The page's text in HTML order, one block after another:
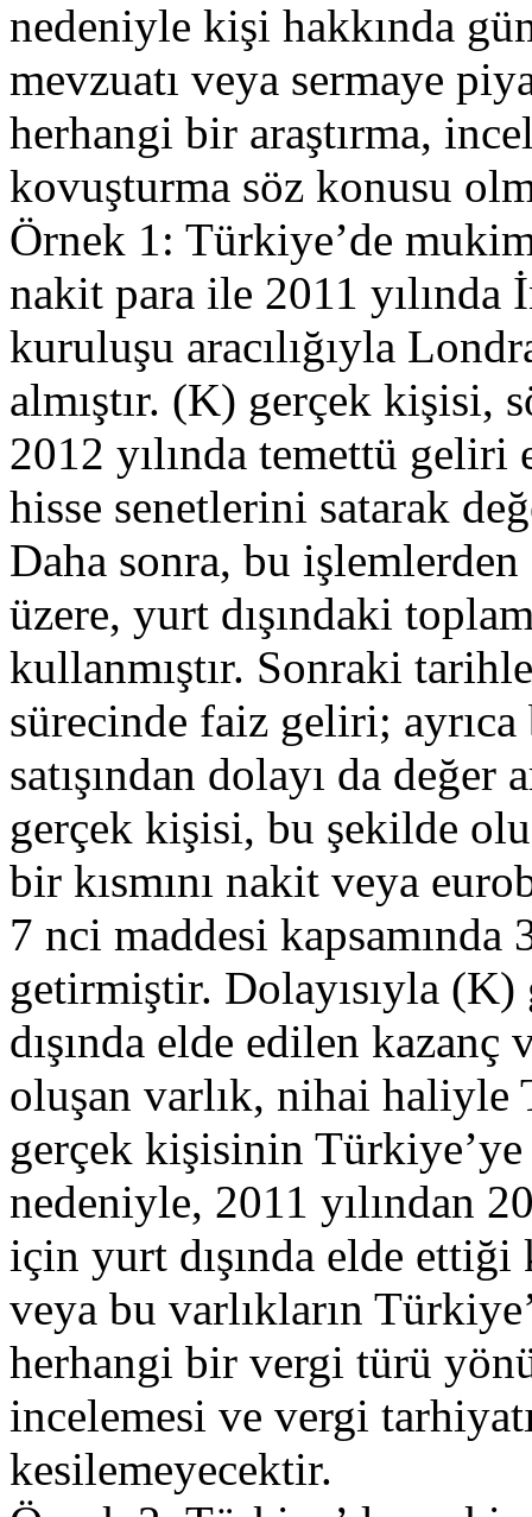
nedeniyle kişi hakkında
mevzuatı veya sermaye
herhangi bir araştırma,
kovuşturma söz konusu
Örnek 1: Türkiye’de
nakit para ile 2011 yılında
kuruluşu aracılığıyla
almıştır. (K) gerçek kişisi,
2012 yılında temettü geliri
hisse senetlerini satarak
Daha sonra, bu
üzere, yurt dışındaki
kullanmıştır. Sonraki
sürecinde faiz geliri; ayrıca
satışından dolayı da değer
gerçek kişisi, bu şekilde
bir kısmını nakit veya
7 nci maddesi
getirmiştir. Dolayısıyla
dışında elde edilen
oluşan varlık, nihai
gerçek kişisinin
nedeniyle, 2011 yılından
için yurt dışında elde
veya bu varlıkların
herhangi bir vergi türü
incelemesi ve vergi
kesilemeyecektir.